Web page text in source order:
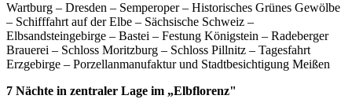
Wartburg – Dresden – Semperoper – Historisches Grünes Gewölbe
– Schifffahrt auf der Elbe – Sächsische Schweiz –
Elbsandsteingebirge – Bastei – Festung Königstein – Radeberger
Brauerei – Schloss Moritzburg – Schloss Pillnitz – Tagesfahrt
Erzgebirge – Porzellanmanufaktur und Stadtbesichtigung Meißen
7 Nächte in zentraler Lage im „Elbflorenz"